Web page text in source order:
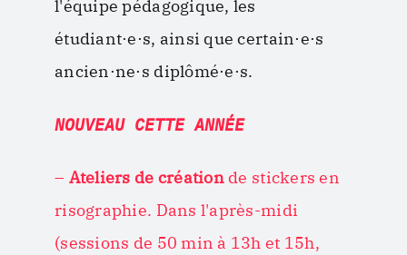
l'équipe pédagogique, les
étudiant·e·s, ainsi que certain·e·s
ancien·ne·s diplômé·e·s.
NOUVEAU CETTE ANNÉE
– Ateliers de créationde stickers en
risographie. Dans l'après-midi
(sessions de 50 min à 13h et 15h,